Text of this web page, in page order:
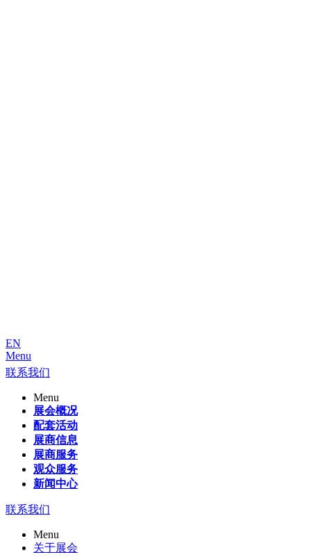
EN
Menu
联系我们
Menu
展会概况
配套活动
展商信息
展商服务
观众服务
新闻中心
联系我们
Menu
关于展会